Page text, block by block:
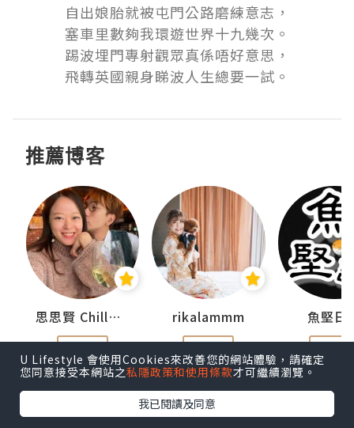
自出娘胎就被屯門公路磨練意志，
塞車里數夠我環遊世界十九幾次。
踢波埋門專射觀眾真係唔好意思，
飛轉英國親身睇波人生總要一試。
推薦博客
思思賢 ChillMyBabe
追蹤
rikalammm
追蹤
魚堅日
追蹤
U Lifestyle 會使用Cookies來改善您的網站體驗，請確定
您同意接受本網站之私隱政策和使用條款才可繼續瀏覽。
我已閱讀及同意